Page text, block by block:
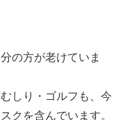
の方が老けていま
しり・ゴルフも、今
クを含んでいます。